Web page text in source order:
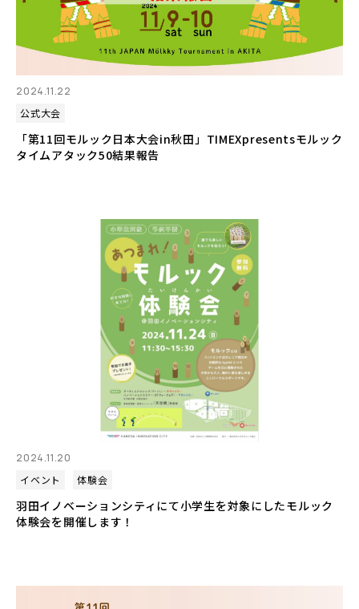
2024.11.22
公式大会
「第11回モルック日本大会in秋田」TIMEXpresentsモルック
タイムアタック50結果報告
2024.11.20
イベント
体験会
羽田イノベーションシティにて小学生を対象にしたモルック
体験会を開催します！